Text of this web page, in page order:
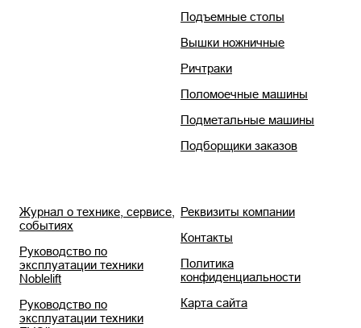
Подъемные столы
Вышки ножничные
Ричтраки
Поломоечные машины
Подметальные машины
Подборщики заказов
Журнал о технике, сервисе,
событиях
Руководство по
эксплуатации техники
Noblelift
Руководство по
эксплуатации техники
Реквизиты компании
Контакты
Политика
конфиденциальности
Карта сайта